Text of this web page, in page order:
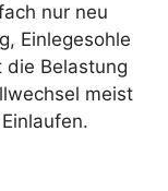
nur neu
Einlegesohle
die Belastung
meist